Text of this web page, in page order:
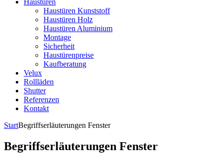
Haustüren
Haustüren Kunststoff
Haustüren Holz
Haustüren Aluminium
Montage
Sicherheit
Haustürenpreise
Kaufberatung
Velux
Rollläden
Shutter
Referenzen
Kontakt
StartBegriffserläuterungen Fenster
Begriffserläuterungen Fenster